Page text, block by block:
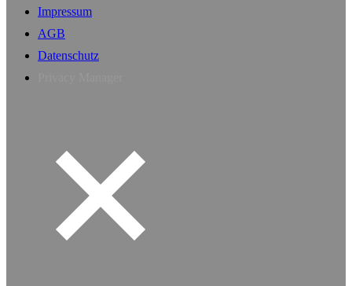
Impressum
AGB
Datenschutz